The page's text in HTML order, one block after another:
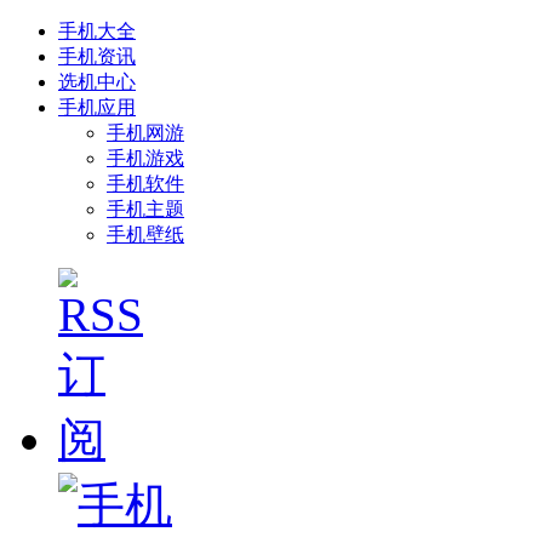
手机大全
手机资讯
选机中心
手机应用
手机网游
手机游戏
手机软件
手机主题
手机壁纸